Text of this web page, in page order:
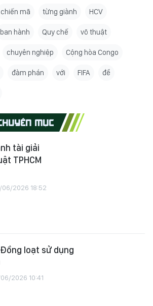
chiến mã từng giành HCV
ban hành Quy chế võ thuật
chuyên nghiệp Cộng hòa Congo
đàm phán với FIFA để
MỤC
tài giải
TPHCM
06/2026 18:52
loạt sử dụng
2026 10:41